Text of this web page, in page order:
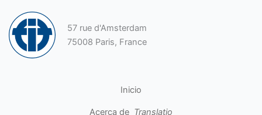
57 rue d'Amsterdam
75008 Paris, France
Inicio
Acerca de Translatio